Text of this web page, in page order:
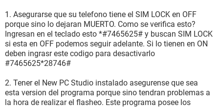
1. Asegurarse que su telefono tiene el SIM LOCK en OFF
porque sino lo dejaran MUERTO. Como se verifica esto?
Ingresan en el teclado esto *#7465625# y buscan SIM LOCK
si esta en OFF podemos seguir adelante. Si lo tienen en ON
deben ingrasr este codigo para desactivarlo
#7465625*28746#
2. Tener el New PC Studio instalado asegurense que sea
esta version del programa porque sino tendran problemas a
la hora de realizar el flasheo. Este programa posee los